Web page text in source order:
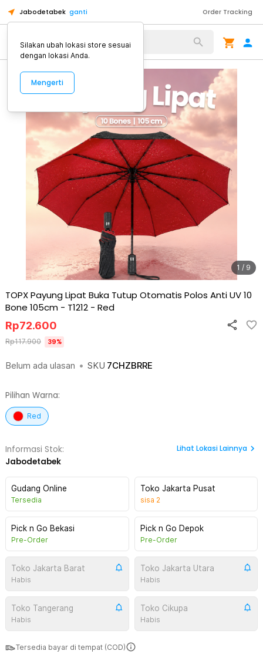
Jabodetabek ganti Order Tracking
Alat Kopi
1 / 9
TOPX Payung Lipat Buka Tutup Otomatis Polos Anti UV 10
Bone 105cm - T1212 - Red
Belum ada ulasan • SKU 7CHZBRRE
Rp72.600
Rp117.900 39%
Pilihan Warna:
Red
Informasi Stok:
Jabodetabek
Lihat Lokasi Lainnya
Gudang Online
Tersedia
Toko Jakarta Pusat
sisa 2
Pick n Go Bekasi
Pre-Order
Pick n Go Depok
Pre-Order
Toko Jakarta Barat
Habis
Toko Jakarta Utara
Habis
Toko Tangerang
Habis
Toko Cikupa
Habis
Tersedia bayar di tempat (COD)
Silakan ubah lokasi store sesuai
dengan lokasi Anda.
Mengerti